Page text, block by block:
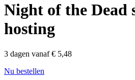
Night of the Dead
hosting
3 dagen vanaf € 5,48
Nu bestellen